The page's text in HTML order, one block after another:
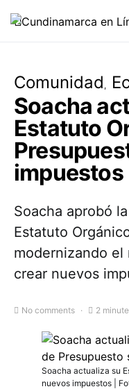
Comunidad
Soacha
Estatuto
impuestos
Soacha aprobó
Estatuto
modernizando el
crear nuevos
No comments 2
Soacha actualiza su
nuevos impuestos |